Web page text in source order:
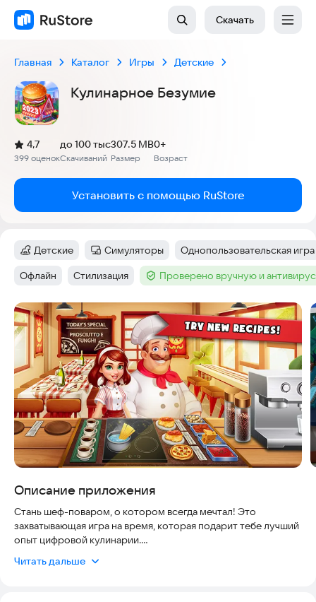
Скачать
Главная Каталог Игры Детские
Кулинарное Безумие
Рейтинг:
4,7
(
399 оценок
)
Скачиваний
до 100 тыс
Размер
307.5 MB
Возраст
0+
Установить с помощью RuStore
Категория:
Детские Категория:
Симуляторы Тег:
Однопользовательская игра
Тег:
Офлайн Тег:
Стилизация Тег :Проверено вручную и
Скриншоты
Описание приложения
Стань шеф-поваром, о котором всегда мечтал! Это
захватывающая игра на время, которая подарит тебе лучший
опыт цифровой кулинарии.
Почувствуй себя настоящим кулинаром. Готовь как
Читать дальше